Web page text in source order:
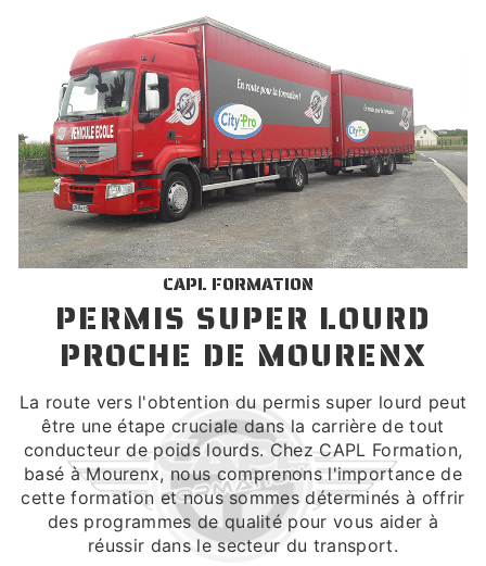
CAPL FORMATION
PERMIS SUPER LOURD
PROCHE DE MOURENX
La route vers l'obtention du permis super lourd peut
être une étape cruciale dans la carrière de tout
conducteur de poids lourds. Chez CAPL Formation,
basé à Mourenx, nous comprenons l'importance de
cette formation et nous sommes déterminés à offrir
des programmes de qualité pour vous aider à
réussir dans le secteur du transport.